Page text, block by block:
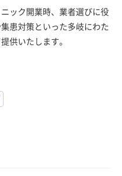
ック開業時、業者選びに役
患対策といった多岐にわた
供いたします。